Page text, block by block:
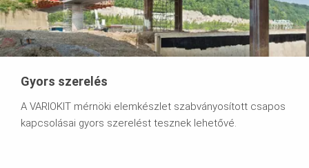
Gyors szerelés
A VARIOKIT mérnöki elemkészlet szabványosított csapos
kapcsolásai gyors szerelést tesznek lehetővé.